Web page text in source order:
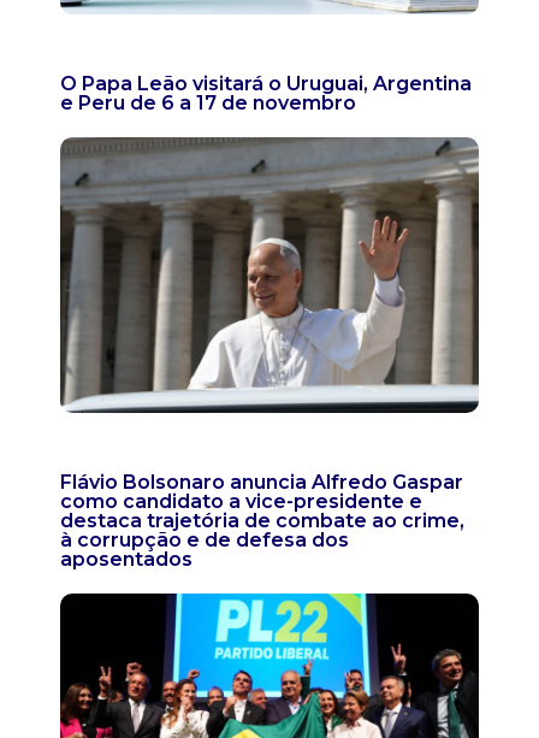
O Papa Leão visitará o Uruguai, Argentina
e Peru de 6 a 17 de novembro
Flávio Bolsonaro anuncia Alfredo Gaspar
como candidato a vice-presidente e
destaca trajetória de combate ao crime,
à corrupção e de defesa dos
aposentados